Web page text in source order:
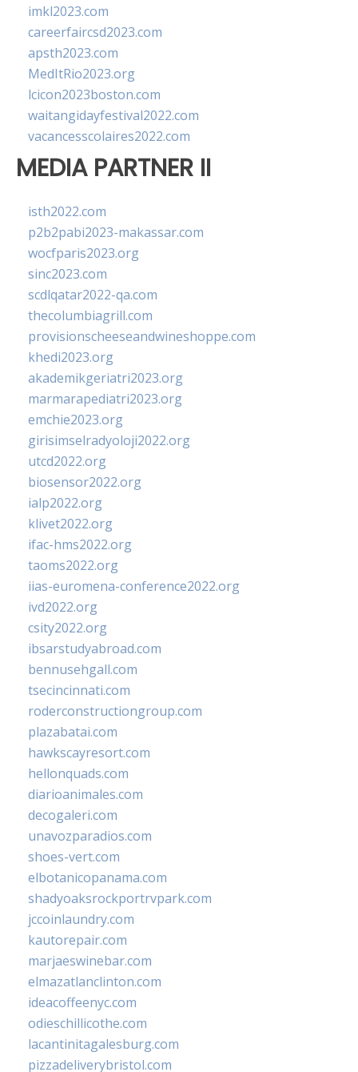
imkl2023.com
careerfaircsd2023.com
apsth2023.com
MedItRio2023.org
lcicon2023boston.com
waitangidayfestival2022.com
vacancesscolaires2022.com
MEDIA PARTNER II
isth2022.com
p2b2pabi2023-makassar.com
wocfparis2023.org
sinc2023.com
scdlqatar2022-qa.com
thecolumbiagrill.com
provisionscheeseandwineshoppe.com
khedi2023.org
akademikgeriatri2023.org
marmarapediatri2023.org
emchie2023.org
girisimselradyoloji2022.org
utcd2022.org
biosensor2022.org
ialp2022.org
klivet2022.org
ifac-hms2022.org
taoms2022.org
iias-euromena-conference2022.org
ivd2022.org
csity2022.org
ibsarstudyabroad.com
bennusehgall.com
tsecincinnati.com
roderconstructiongroup.com
plazabatai.com
hawkscayresort.com
hellonquads.com
diarioanimales.com
decogaleri.com
unavozparadios.com
shoes-vert.com
elbotanicopanama.com
shadyoaksrockportrvpark.com
jccoinlaundry.com
kautorepair.com
marjaeswinebar.com
elmazatlanclinton.com
ideacoffeenyc.com
odieschillicothe.com
lacantinitagalesburg.com
pizzadeliverybristol.com